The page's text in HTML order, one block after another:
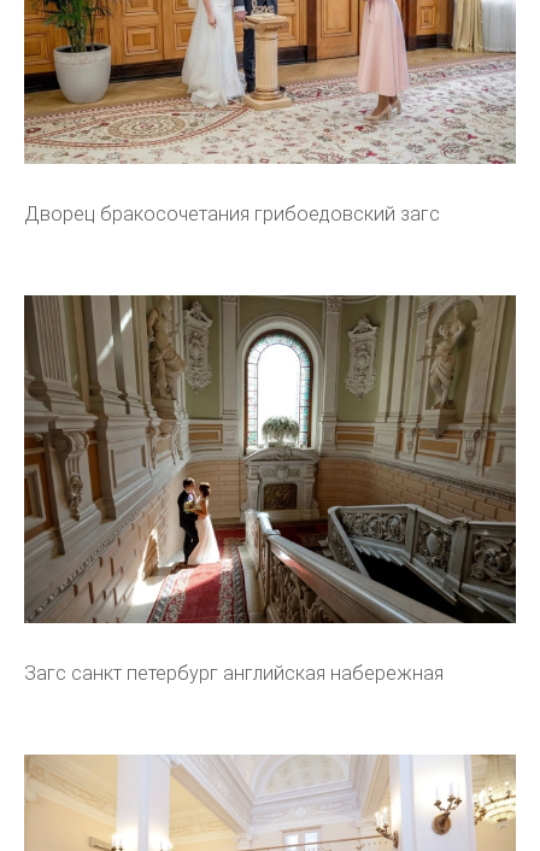
Дворец бракосочетания грибоедовский загс
Загс санкт петербург английская набережная